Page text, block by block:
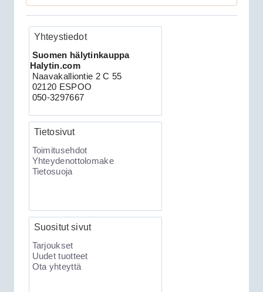
279.00€
CAN 3903V autohä...
Clifford 330X2 autohälytin +
ultraääniliikeilmaisin DEI 509U
XKLoader2 ohjelmointikaapeli CAN
Yhteystiedot
Suomen hälytinkauppa
Halytin.com
Naavakalliontie 2 C 55
02120 ESPOO
050-3297667
Tietosivut
Toimitusehdot
Yhteydenottolomake
Tietosuoja
Suositut sivut
Tarjoukset
Uudet tuotteet
Ota yhteyttä